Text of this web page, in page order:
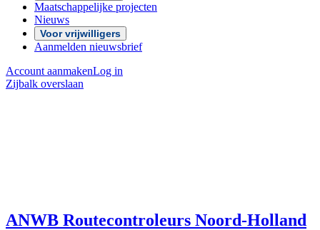
Maatschappelijke projecten
Nieuws
Voor vrijwilligers
Aanmelden nieuwsbrief
Account aanmakenLog in
Zijbalk overslaan
ANWB Routecontroleurs Noord-Holland